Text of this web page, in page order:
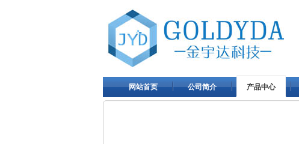
网站首页 公司简介 产品中心